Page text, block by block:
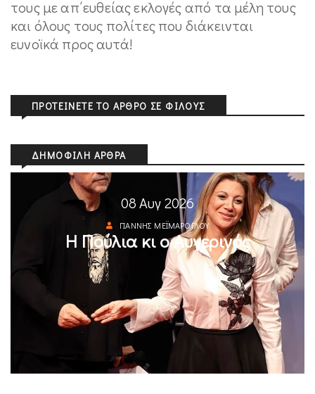
τους με απ΄ευθείας εκλογές από τα μέλη τους
και όλους τους πολίτες που διάκεινται
ευνοϊκά προς αυτά!
ΠΡΟΤΕΊΝΕΤΕ ΤΟ ΆΡΘΡΟ ΣΕ ΦΊΛΟΥΣ
ΔΗΜΟΦΙΛΉ ΆΡΘΡΑ
08 Αυγ 2026
ΓΙΆΝΝΗΣ ΜΕΪΜΆΡΟΓΛΟΥ
Η Πούλια κι ο Αυγερινός